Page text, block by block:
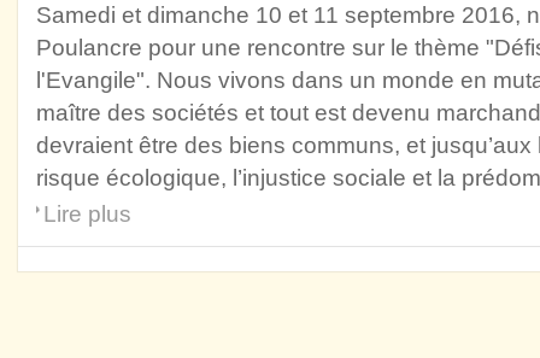
Samedi et dimanche 10 et 11 septembre 2016,
Poulancre pour une rencontre sur le thème
l'Evangile". Nous vivons dans un monde en
maître des sociétés et tout est devenu
devraient être des biens communs, et
risque écologique, l’injustice sociale et la
Lire plus